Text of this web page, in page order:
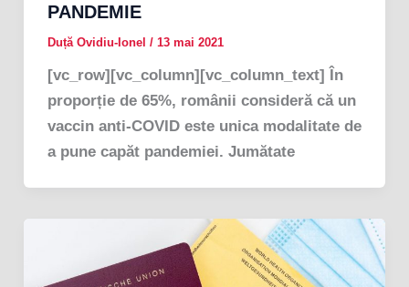
PANDEMIE
Duță Ovidiu-Ionel / 13 mai 2021
[vc_row][vc_column][vc_column_text] În
proporție de 65%, românii consideră că un
vaccin anti-COVID este unica modalitate de
a pune capăt pandemiei. Jumătate